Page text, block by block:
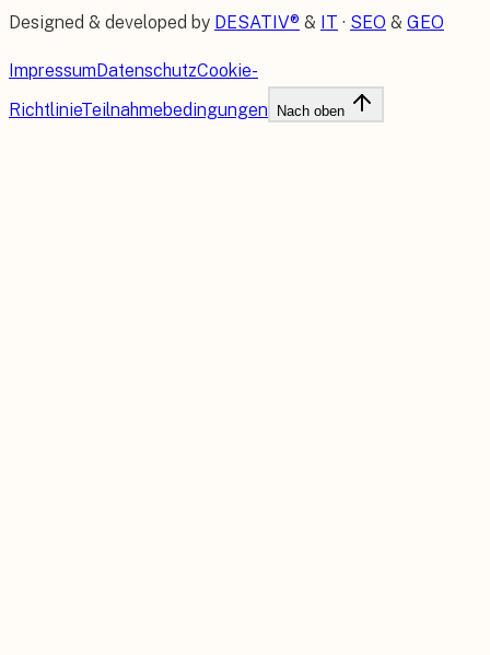
Designed & developed by DESATIV® & IT · SEO & GEO
ImpressumDatenschutzCookie-
RichtlinieTeilnahmebedingungen Nach oben